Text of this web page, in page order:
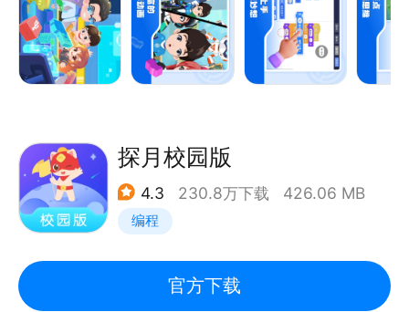
探月校园版
4.3 230.8万下载 426.06 MB
编程
官方下载